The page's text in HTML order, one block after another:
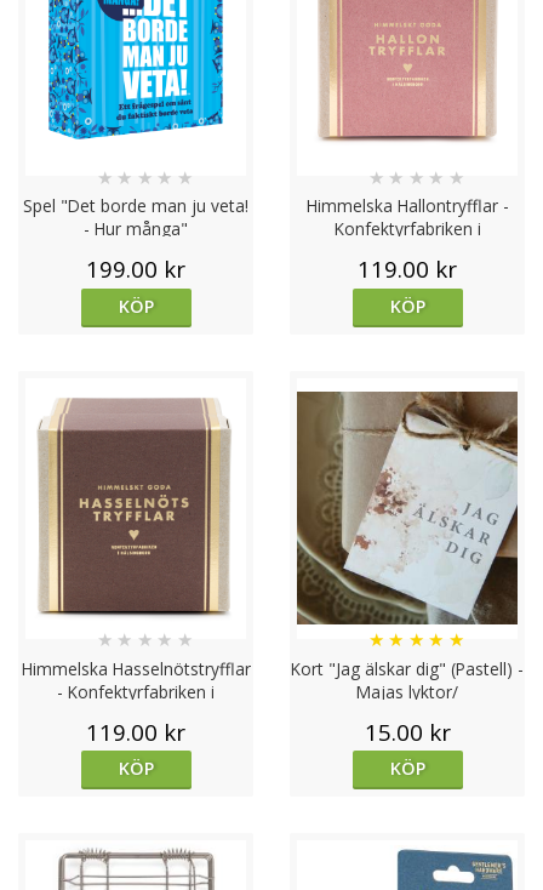
Spel "Det borde man ju veta!
- Hur många"
★ ★ ★ ★ ★
199.00 kr
KÖP
Himmelska Hallontryfflar -
Konfektyrfabriken i
★ ★ ★ ★ ★
119.00 kr
KÖP
Himmelska Hasselnötstryfflar
- Konfektyrfabriken i
★ ★ ★ ★ ★
119.00 kr
KÖP
Kort "Jag älskar dig" (Pastell) -
Majas lyktor/
★ ★ ★ ★ ★
15.00 kr
KÖP